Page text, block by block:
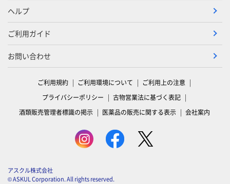
ヘルプ
ご利用ガイド
お問い合わせ
ご利用規約 ご利用環境について
ご利用上の注意
プライバシーポリシー
古物営業法に基づく表記
酒類販売管理者標識の掲示
医薬品の販売に関する表示 会社案内
アスクル株式会社
© ASKUL Corporation. All rights reserved.